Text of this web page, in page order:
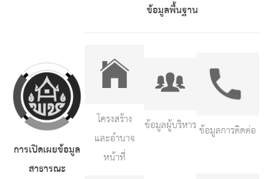
การเปิดเผยข้อมูล
สาธารณะ
ข้อมูลพื้นฐาน
โครงสร้าง
และอำนาจ
หน้าที่
ข้อมูลผู้บริหารข้อมูลการติดต่อ